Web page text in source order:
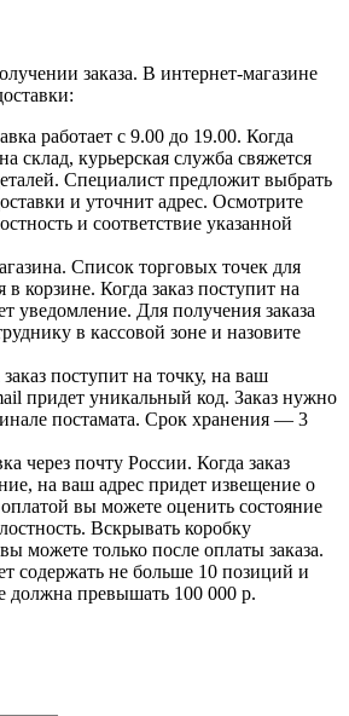
заказа. В интернет-магазине
работает с 9.00 до 19.00. Когда
склад, курьерская служба свяжется
Специалист предложит выбрать
и уточнит адрес. Осмотрите
и соответствие указанной
Список торговых точек для
в корзине. Когда заказ поступит на
уведомление. Для получения заказа
в кассовой зоне и назовите
поступит на точку, на ваш
придет уникальный код. Заказ нужно
постамата. Срок хранения — 3
через почту России. Когда заказ
на ваш адрес придет извещение о
вы можете оценить состояние
Вскрывать коробку
можете только после оплаты заказа.
содержать не больше 10 позиций и
должна превышать 100 000 р.